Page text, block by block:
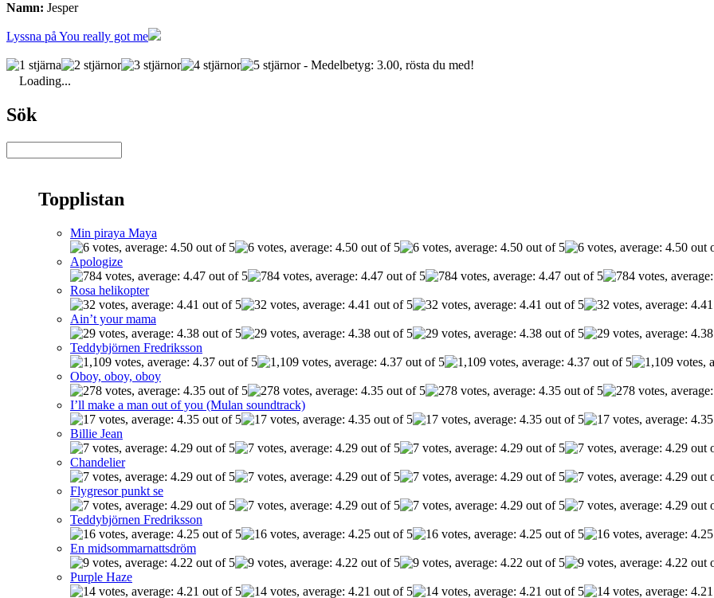
Namn: Jesper
Lyssna på You really got me
- Medelbetyg: 3.00, rösta du med!
Loading...
Sök
Topplistan
Min piraya Maya
Apologize
Rosa helikopter
Ain’t your mama
Teddybjörnen Fredriksson
Oboy, oboy, oboy
I’ll make a man out of you (Mulan soundtrack)
Billie Jean
Chandelier
Flygresor punkt se
Teddybjörnen Fredriksson
En midsommarnattsdröm
Purple Haze